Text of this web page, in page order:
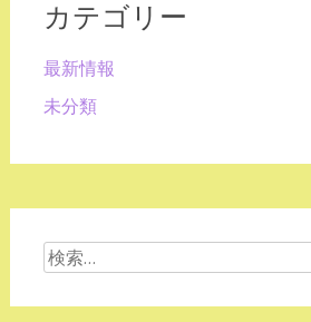
カテゴリー
最新情報
未分類
検